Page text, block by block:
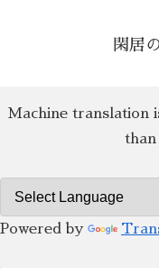
閑居
Machine translation
than
Powered by